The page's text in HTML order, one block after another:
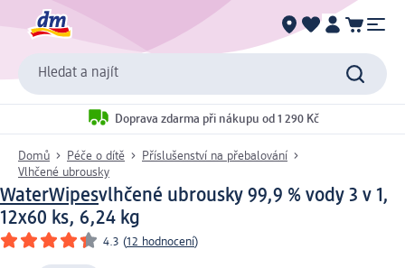
Hledat a najít
Doprava zdarma při nákupu od 1 290 Kč
Domů Péče o dítě
Příslušenství na přebalování
Vlhčené ubrousky
WaterWipesvlhčené ubrousky 99,9 % vody 3 v 1,
12x60 ks, 6,24 kg
4.3 (12 hodnocení)